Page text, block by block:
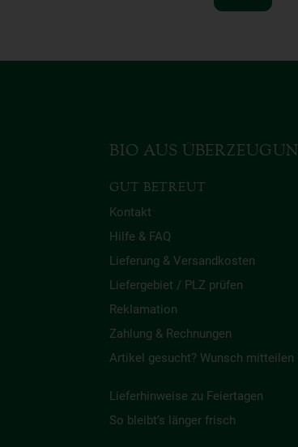
BIO AUS
GUT BETREUT
Kontakt
Hilfe & FAQ
Lieferung & Versandkosten
Liefergebiet / PLZ prüfen
Reklamation
Zahlung & Rechnungen
Artikel gesucht? Wunsch mitteilen
Lieferhinweise zu Feiertagen
So bleibt’s länger frisch